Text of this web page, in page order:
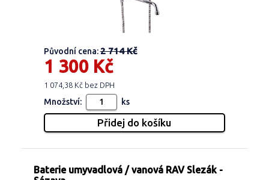
Původní cena:2 714 Kč
1 300 Kč
1 074,38 Kč bez DPH
Množství: ks
Baterie umyvadlová / vanová RAV Slezák -